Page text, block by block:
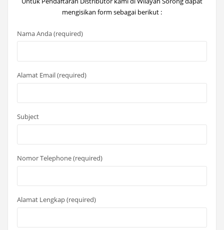
mengisikan form sebagai berikut :
Nama Anda (required)
Alamat Email (required)
Subject
Nomor Telephone (required)
Alamat Lengkap (required)